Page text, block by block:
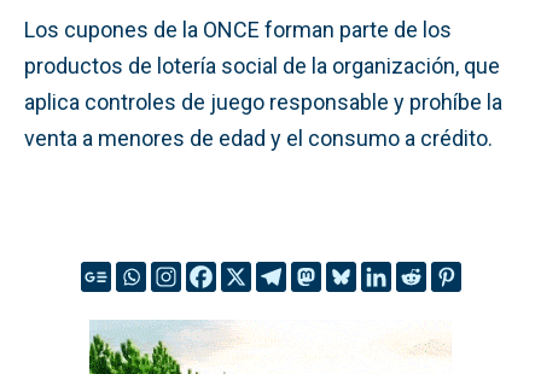
Los cupones de la ONCE forman parte de los
productos de lotería social de la organización, que
aplica controles de juego responsable y prohíbe la
venta a menores de edad y el consumo a crédito.